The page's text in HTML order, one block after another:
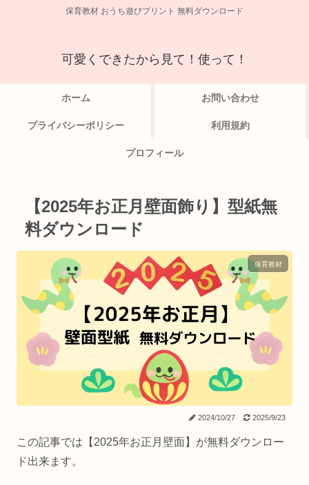
保育教材 おうち遊びプリント 無料ダウンロード
可愛くできたから見て！使って！
ホーム お問い合わせ
プライバシーポリシー 利用規約
プロフィール
【2025年お正月壁面飾り】型紙無
料ダウンロード
保育教材
2024/10/27 2025/9/23
この記事では【2025年お正月壁面】が無料ダウンロー
ド出来ます。